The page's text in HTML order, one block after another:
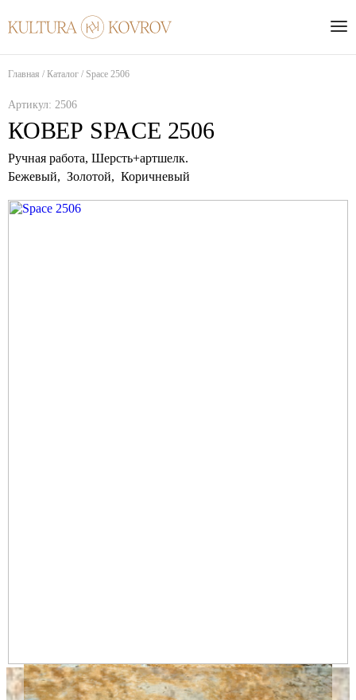
Главная / Каталог / Space 2506
Артикул: 2506
КОВЕР SPACE 2506
Ручная работа, Шерсть+артшелк.
Бежевый, Золотой, Коричневый